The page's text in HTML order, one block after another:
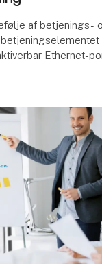
af betjenings-
Ethernet-